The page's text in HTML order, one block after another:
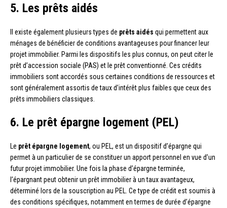
5. Les prêts aidés
Il existe également plusieurs types de prêts aidés qui permettent aux
ménages de bénéficier de conditions avantageuses pour financer leur
projet immobilier. Parmi les dispositifs les plus connus, on peut citer le
prêt d’accession sociale (PAS) et le prêt conventionné. Ces crédits
immobiliers sont accordés sous certaines conditions de ressources et
sont généralement assortis de taux d’intérêt plus faibles que ceux des
prêts immobiliers classiques.
6. Le prêt épargne logement (PEL)
Le prêt épargne logement, ou PEL, est un dispositif d’épargne qui
permet à un particulier de se constituer un apport personnel en vue d’un
futur projet immobilier. Une fois la phase d’épargne terminée,
l’épargnant peut obtenir un prêt immobilier à un taux avantageux,
déterminé lors de la souscription au PEL. Ce type de crédit est soumis à
des conditions spécifiques, notamment en termes de durée d’épargne